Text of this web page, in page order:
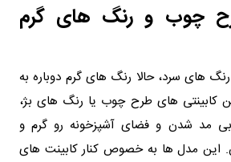
چوب و رنگ های گرم
های سرد، حالا رنگ های گرم دوباره به
کابینتی های طرح چوب یا رنگ های بژ،
مد شدن و فضای آشپزخونه رو گرم و
این مدل ها به خصوص کنار کابینت های